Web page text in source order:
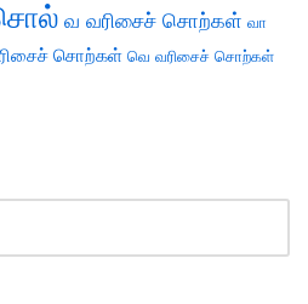
வ வரிசைச் சொற்கள் வா
சொற்கள் வெ வரிசைச் சொற்கள்